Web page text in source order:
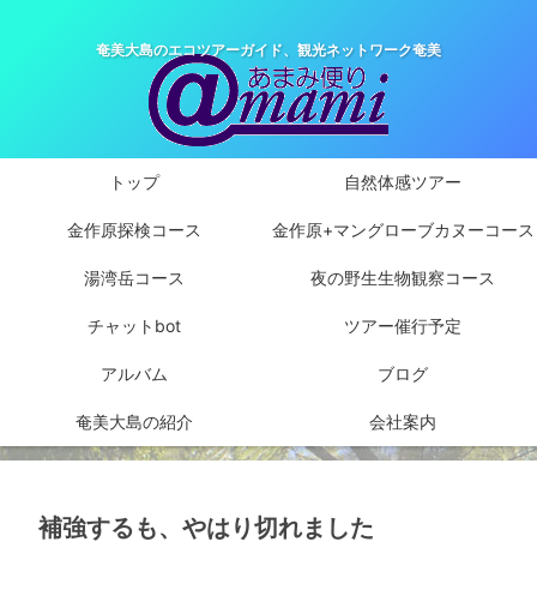
奄美大島のエコツアーガイド、観光ネットワーク奄美
トップ 自然体感ツアー
金作原探検コース 金作原+マングローブカヌーコース
湯湾岳コース 夜の野生生物観察コース
チャットbot ツアー催行予定
アルバム ブログ
奄美大島の紹介 会社案内
補強するも、やはり切れました